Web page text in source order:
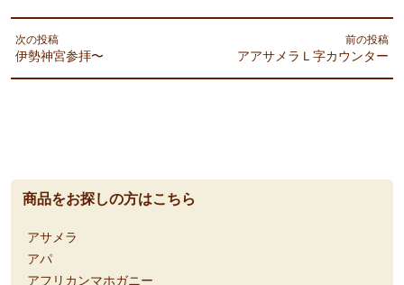
前の投稿
アアサメラＬ字カウンター
次の投稿
伊勢神宮参拝〜
商品をお探しの方はこちら
アサメラ
アパ
アフリカンマホガニー